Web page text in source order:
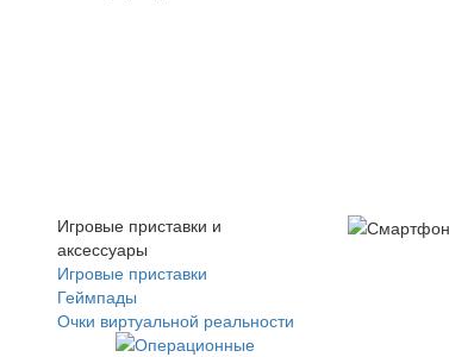
Игровые приставки и
аксессуары
Игровые приставки
Геймпады
Очки виртуальной реальности